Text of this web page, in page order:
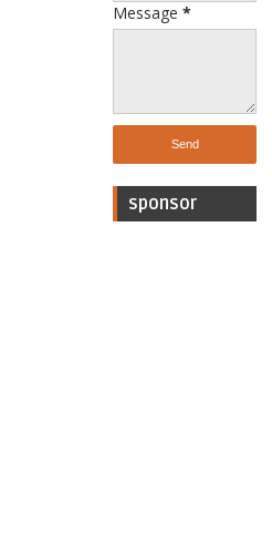
Message *
sponsor